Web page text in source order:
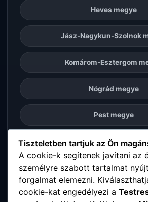
Heves megye
Jász-Nagykun-Szolnok
Komárom-Esztergom
Nógrád megye
Pest megye
Somogy megye
Szabolcs-Szatmár-Bereg
Tolna megye
Tiszteletben tartjuk az Ön
A cookie-k segítenek javítani az
személyre szabott tartalmat
forgalmat elemezni.
cookie-kat engedélyezi a